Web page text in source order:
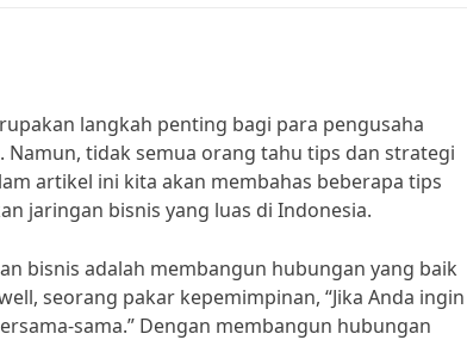
langkah penting bagi para pengusaha
tidak semua orang tahu tips dan strategi
artikel ini kita akan membahas beberapa tips
jaringan bisnis yang luas di Indonesia.
bisnis adalah membangun hubungan yang baik
seorang pakar kepemimpinan, “Jika Anda ingin
sama.” Dengan membangun hubungan